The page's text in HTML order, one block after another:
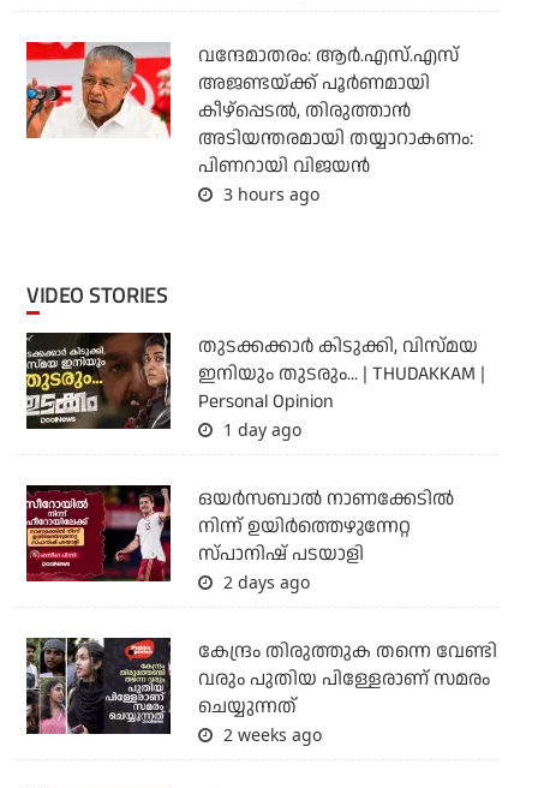
വന്ദേമാതരം: ആര്‍.എസ്.എസ്
അജണ്ടയ്ക്ക് പൂര്‍ണമായി
കീഴ്‌പ്പെടല്‍, തിരുത്താന്‍
അടിയന്തരമായി തയ്യാറാകണം:
പിണറായി വിജയന്‍
3 hours ago
VIDEO STORIES
തുടക്കക്കാര്‍ കിടുക്കി, വിസ്മയ
ഇനിയും തുടരും... | THUDAKKAM |
Personal Opinion
1 day ago
ഒയര്‍സബാൽ നാണക്കേടിൽ
നിന്ന് ഉയിർത്തെഴുന്നേറ്റ
സ്പാനിഷ് പടയാളി
2 days ago
കേന്ദ്രം തിരുത്തുക തന്നെ വേണ്ടി
വരും പുതിയ പിള്ളേരാണ് സമരം
ചെയ്യുന്നത്
2 weeks ago